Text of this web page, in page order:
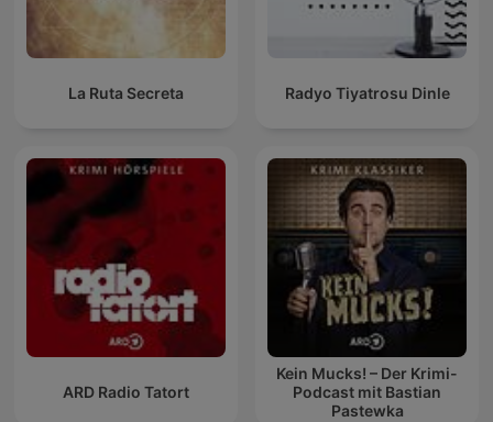
La Ruta Secreta Radyo Tiyatrosu Dinle
ARD Radio Tatort
Kein Mucks! – Der Krimi-
Podcast mit Bastian
Pastewka